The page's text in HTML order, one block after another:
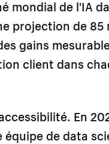
mondial de l'IA
projection de
gains
client dans
En
de data